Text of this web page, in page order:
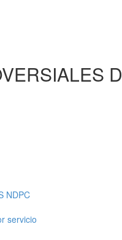
NDPC
servicio